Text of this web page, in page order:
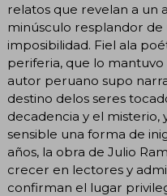
relatos que revelan a un
minúsculo resplandor de
imposibilidad. Fiel ala
periferia, que lo
autor peruano supo
destino delos seres
decadencia y el misterio,
sensible una forma de
años, la obra de Julio
crecer en lectores y
confirman el lugar